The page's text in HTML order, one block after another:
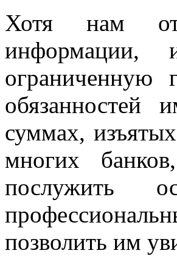
Хотя нам
информации,
ограниченную
суммах,
многих
послужить
позволить им